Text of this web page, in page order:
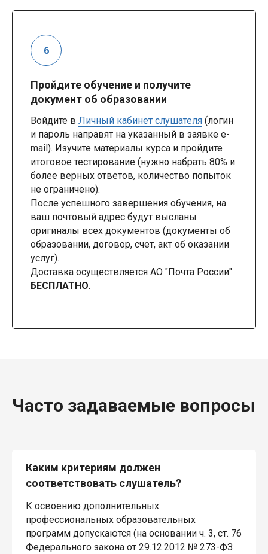
Пройдите обучение и получите
документ об образовании
Войдите в Личный кабинет слушателя (логин
и пароль направят на указанный в заявке e-
mail). Изучите материалы курса и пройдите
итоговое тестирование (нужно набрать 80% и
более верных ответов, количество попыток
не ограничено).
После успешного завершения обучения, на
ваш почтовый адрес будут высланы
оригиналы всех документов (документы об
образовании, договор, счет, акт об оказании
услуг).
Доставка осуществляется АО "Почта России"
БЕСПЛАТНО.
Часто задаваемые вопросы
Каким критериям должен
соответствовать слушатель?
К освоению дополнительных
профессиональных образовательных
программ допускаются (на основании ч. 3, ст. 76
Федерального закона от 29.12.2012 № 273-ФЗ